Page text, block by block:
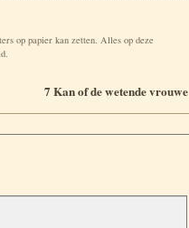
op papier kan zetten. Alles op deze
7 Kan of de wetende vrouwe